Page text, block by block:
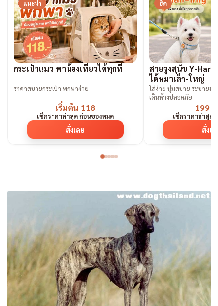
แนะนำ
กระเป๋าแมว พาน้องเที่ยวได้ทุกที่
ราคาสบายกระเป๋า พกพาง่าย
เริ่มต้น 118
เช็กราคาล่าสุด ก่อนของหมด
สั่งเลย
ฮิต
สายจูงสุนัข Y-
ได้หมาเล็ก-ใหญ่
ใส่ง่าย นุ่มสบาย ระบายอา
เดินห้างปลอดภัย
199
เช็กราคาล่าสุด
สั่งเ